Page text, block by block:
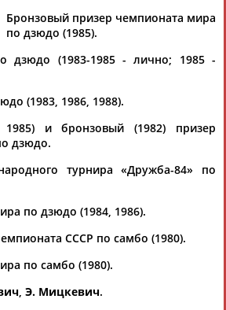
Рамазан
Акжана
Артур
Бронзовый призер чемпионата мира
по дзюдо (1985).
дзюдо (1983-1985 - лично; 1985 -
(1983, 1986, 1988).
1985) и бронзовый (1982) призер
дзюдо.
турнира «Дружба-84» по
по дзюдо (1984, 1986).
СССР по самбо (1980).
по самбо (1980).
, Э. Мицкевич.